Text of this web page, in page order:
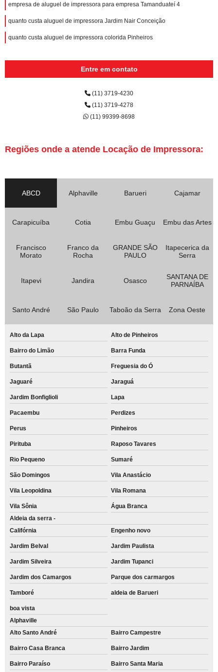
empresa de aluguel de impressora para empresa Tamanduateí 4
quanto custa aluguel de impressora Jardim Nair Conceição
quanto custa aluguel de impressora colorida Pinheiros
Entre em contato
(11) 3719-4230
(11) 3719-4278
(11) 99399-8698
Regiões onde a atende Locação de Impressora:
ABCD Alphaville Barueri Cajamar
Carapicuíba Cotia Embu Guaçu Embu das Artes
Francisco
Morato
Franco da
Rocha
GRANDE SÃO
PAULO
Itapecerica da
Serra
Itapevi Jandira Osasco
SANTANA DE
PARNAÍBA
Santo André São Paulo Taboão da Serra Zona Oeste
Alto da Lapa Alto de Pinheiros
Bairro do Limão Barra Funda
Butantã Freguesia do Ó
Jaguaré Jaraguá
Jardim Bonfiglioli Lapa
Pacaembu Perdizes
Perus Pinheiros
Pirituba Raposo Tavares
Rio Pequeno Sumaré
São Domingos Vila Anastácio
Vila Leopoldina Vila Romana
Vila Sônia
Água Branca
Aldeia da serra -
Califórnia
Engenho novo
Jardim Belval Jardim Paulista
Jardim Silveira Jardim Tupanci
Jardim dos Camargos Parque dos carmargos
Tamboré aldeia de Barueri
boa vista
Alphaville
Alto Santo André
Bairro Campestre
Bairro Casa Branca Bairro Jardim
Bairro Paraíso Bairro Santa Maria